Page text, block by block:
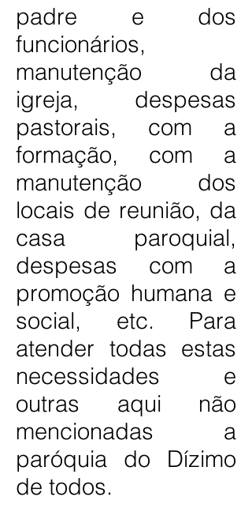
padre e dos
funcionários,
manutenção da
igreja, despesas
pastorais, com a
formação, com a
manutenção dos
locais de reunião, da
casa paroquial,
despesas com a
promoção humana e
social, etc. Para
atender todas estas
necessidades e
outras aqui não
mencionadas a
paróquia do Dízimo
de todos.